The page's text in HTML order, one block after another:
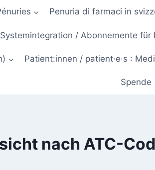
Penuria di farmaci in
Systemintegration / Abonnemente für
Patient:innen / patient·e·s :
Spende
nach ATC-